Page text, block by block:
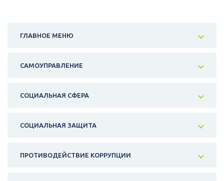
ГЛАВНОЕ МЕНЮ
САМОУПРАВЛЕНИЕ
СОЦИАЛЬНАЯ СФЕРА
СОЦИАЛЬНАЯ ЗАЩИТА
ПРОТИВОДЕЙСТВИЕ КОРРУПЦИИ